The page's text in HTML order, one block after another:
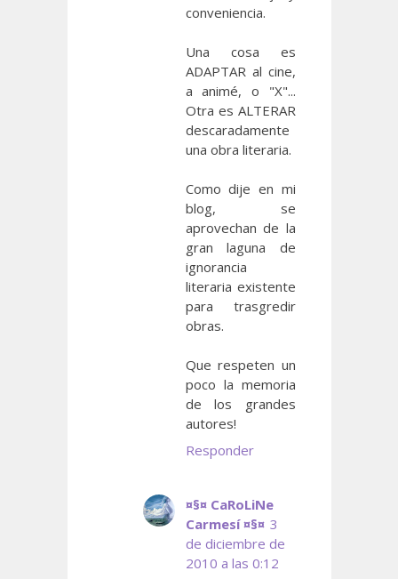
conveniencia.
Una cosa es
ADAPTAR al cine,
a animé, o "X"...
Otra es ALTERAR
descaradamente
una obra literaria.
Como dije en mi
blog, se
aprovechan de la
gran laguna de
ignorancia
literaria existente
para trasgredir
obras.
Que respeten un
poco la memoria
de los grandes
autores!
Responder
¤§¤ CaRoLiNe
Carmesí ¤§¤ 3
de diciembre de
2010 a las 0:12